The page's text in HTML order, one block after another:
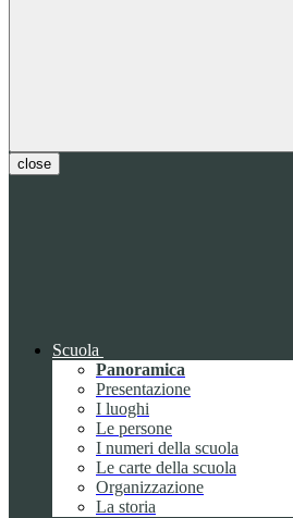
close
Scuola
Panoramica
Presentazione
I luoghi
Le persone
I numeri della scuola
Le carte della scuola
Organizzazione
La storia